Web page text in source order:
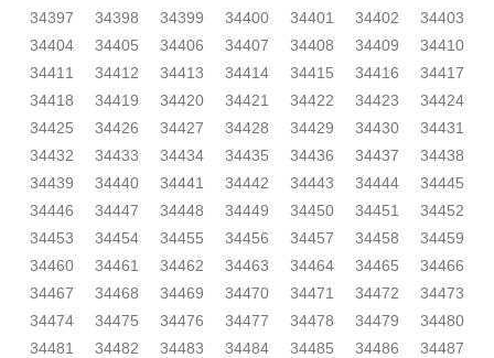
34397
34398 34399 34400 34401 34402
34403
34404
34405 34406 34407 34408 34409
34410
34411
34412 34413 34414 34415 34416
34417
34418
34419 34420 34421 34422 34423
34424
34425
34426 34427 34428 34429 34430
34431
34432
34433 34434 34435 34436 34437
34438
34439
34440 34441 34442 34443 34444
34445
34446
34447 34448 34449 34450 34451
34452
34453
34454 34455 34456 34457 34458
34459
34460
34461 34462 34463 34464 34465
34466
34467
34468 34469 34470 34471 34472
34473
34474
34475 34476 34477 34478 34479
34480
34481
34482 34483 34484 34485 34486
34487